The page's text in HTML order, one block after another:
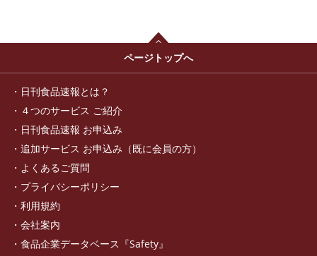
ページトップへ
日刊食品速報とは？
４つのサービス ご紹介
日刊食品速報 お申込み
追加サービス お申込み（既に会員の方）
よくあるご質問
プライバシーポリシー
利用規約
会社案内
食品企業データベース『Safety』